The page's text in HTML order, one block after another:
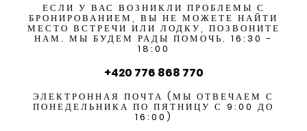
ЕСЛИ У ВАС ВОЗНИКЛИ ПРОБЛЕМЫ С
БРОНИРОВАНИЕМ, ВЫ НЕ МОЖЕТЕ НАЙТИ
МЕСТО ВСТРЕЧИ ИЛИ ЛОДКУ, ПОЗВОНИТЕ
НАМ. МЫ БУДЕМ РАДЫ ПОМОЧЬ. 16:30 -
18:00
+420 776 868 770
ЭЛЕКТРОННАЯ ПОЧТА (МЫ ОТВЕЧАЕМ С
ПОНЕДЕЛЬНИКА ПО ПЯТНИЦУ С 9:00 ДО
16:00)